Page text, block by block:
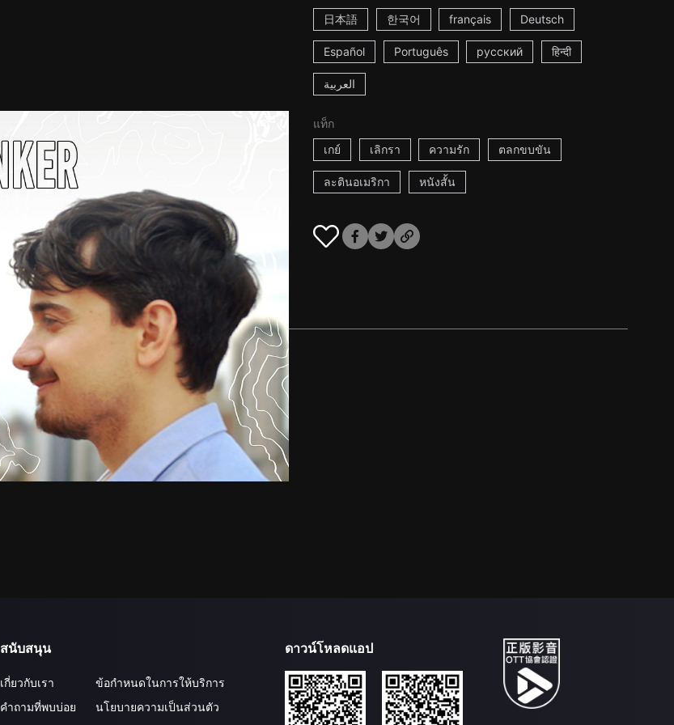
日本語 한국어 français Deutsch
Español Português русский हिन्दी
العربية
แท็ก
เกย์
เลิกรา ความรัก ตลกขบขัน
ละตินอเมริกา หนังสั้น
สนับสนุน
เกี่ยวกับเรา
คำถามที่พบบ่อย
ข้อกำหนดในการให้บริการ
นโยบายความเป็นส่วนตัว
ดาวน์โหลดแอป